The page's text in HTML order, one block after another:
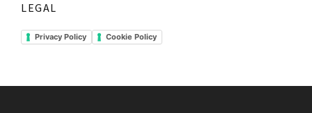
LEGAL
Privacy Policy Cookie Policy